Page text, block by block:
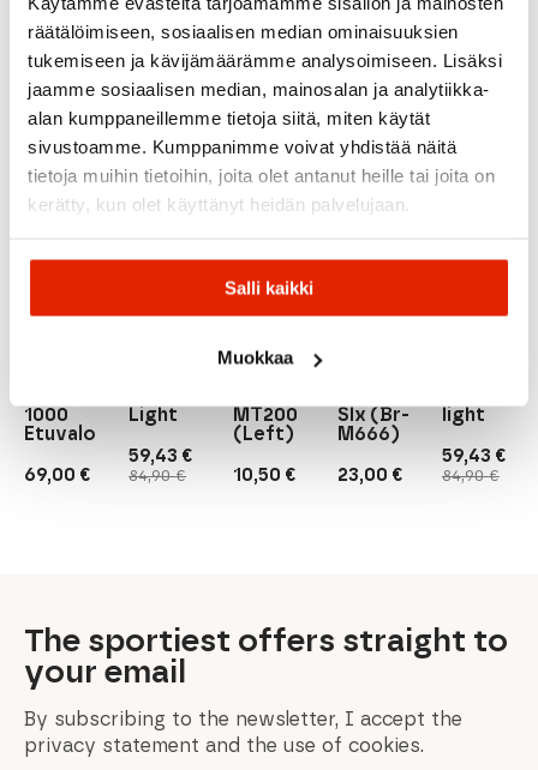
räätälöimiseen, sosiaalisen median ominaisuuksien
tukemiseen ja kävijämäärämme analysoimiseen. Lisäksi
jaamme sosiaalisen median, mainosalan ja analytiikka-
alan kumppaneillemme tietoja siitä, miten käytät
sivustoamme. Kumppanimme voivat yhdistää näitä
tietoja muihin tietoihin, joita olet antanut heille tai joita on
kerätty, kun olet käyttänyt heidän palvelujaan.
Salli kaikki
Muokkaa
Recommended for you
69,00 €
1000
Etuvalo
SALE
84,90€
Original
price
59,43 €
Current
price
Ion Comp
Light
10,50 €
Shimano
Brake
(Hydraulic
MT200
(Left)
23,00 €
Jarrupala
Slx (Br-
M666)
SALE
84,90€
Original
price
59,43 €
Current
price
light
The sportiest offers straight to
your email
By subscribing to the newsletter, I accept the
privacy statement and the use of cookies.